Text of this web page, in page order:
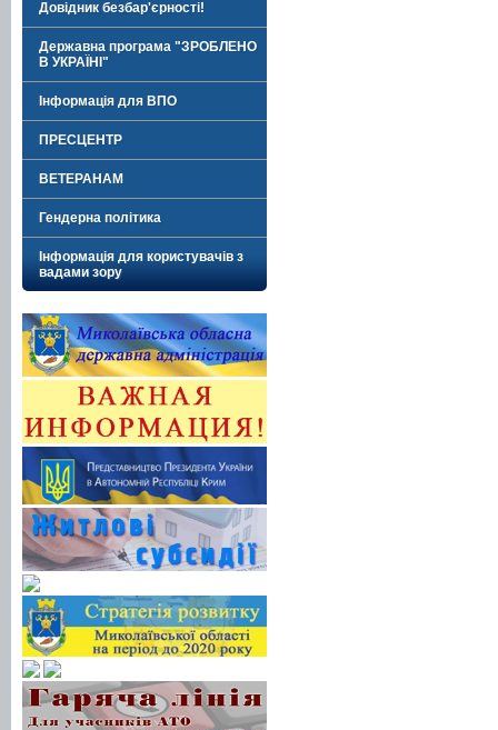
Довідник безбар'єрності!
Державна програма "ЗРОБЛЕНО
В УКРАЇНІ"
Інформація для ВПО
ПРЕСЦЕНТР
ВЕТЕРАНАМ
Гендерна політика
Інформація для користувачів з
вадами зору